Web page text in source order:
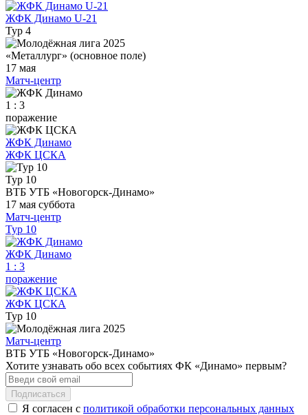
ЖФК Динамо U-21
Тур 4
«Металлург» (основное поле)
17 мая
Матч-центр
1 : 3
поражение
ЖФК Динамо
ЖФК ЦСКА
Тур 10
ВТБ УТБ «Новогорск-Динамо»
17 мая суббота
Матч-центр
Тур 10
ЖФК Динамо
1 : 3
поражение
ЖФК ЦСКА
Тур 10
Матч-центр
ВТБ УТБ «Новогорск-Динамо»
Хотите узнавать обо всех событиях ФК «Динамо» первым?
Подписаться
Я согласен с политикой обработки персональных данных